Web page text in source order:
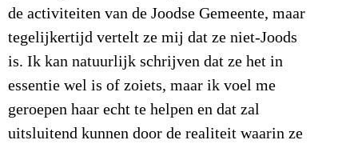
de activiteiten van de Joodse Gemeente, maar
tegelijkertijd vertelt ze mij dat ze niet-Joods
is. Ik kan natuurlijk schrijven dat ze het in
essentie wel is of zoiets, maar ik voel me
geroepen haar echt te helpen en dat zal
uitsluitend kunnen door de realiteit waarin ze